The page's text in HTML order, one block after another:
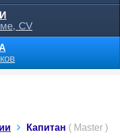
CV
Капитан ( Master )